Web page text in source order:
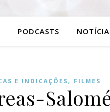
PODCASTS
E INDICAÇÕES, FILMES